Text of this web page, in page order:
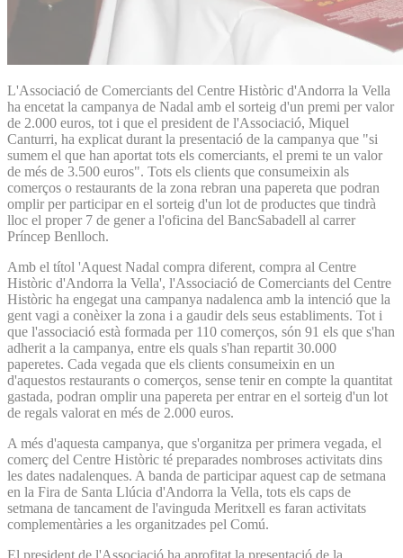
L'Associació de Comerciants del Centre Històric d'Andorra la Vella
ha encetat la campanya de Nadal amb el sorteig d'un premi per valor
de 2.000 euros, tot i que el president de l'Associació, Miquel
Canturri, ha explicat durant la presentació de la campanya que "si
sumem el que han aportat tots els comerciants, el premi te un valor
de més de 3.500 euros". Tots els clients que consumeixin als
comerços o restaurants de la zona rebran una papereta que podran
omplir per participar en el sorteig d'un lot de productes que tindrà
lloc el proper 7 de gener a l'oficina del BancSabadell al carrer
Príncep Benlloch.
Amb el títol 'Aquest Nadal compra diferent, compra al Centre
Històric d'Andorra la Vella', l'Associació de Comerciants del Centre
Històric ha engegat una campanya nadalenca amb la intenció que la
gent vagi a conèixer la zona i a gaudir dels seus establiments. Tot i
que l'associació està formada per 110 comerços, són 91 els que s'han
adherit a la campanya, entre els quals s'han repartit 30.000
paperetes. Cada vegada que els clients consumeixin en un
d'aquestos restaurants o comerços, sense tenir en compte la quantitat
gastada, podran omplir una papereta per entrar en el sorteig d'un lot
de regals valorat en més de 2.000 euros.
A més d'aquesta campanya, que s'organitza per primera vegada, el
comerç del Centre Històric té preparades nombroses activitats dins
les dates nadalenques. A banda de participar aquest cap de setmana
en la Fira de Santa Llúcia d'Andorra la Vella, tots els caps de
setmana de tancament de l'avinguda Meritxell es faran activitats
complementàries a les organitzades pel Comú.
El president de l'Associació ha aprofitat la presentació de la